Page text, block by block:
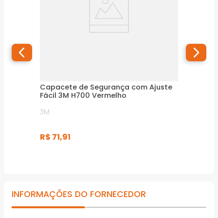
Capacete de Segurança com Ajuste
Fácil 3M H700 Vermelho
3M
R$ 71,91
INFORMAÇÕES DO FORNECEDOR